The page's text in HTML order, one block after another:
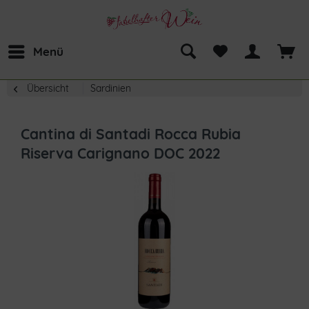
Menü
Übersicht Sardinien
Cantina di Santadi Rocca Rubia
Riserva Carignano DOC 2022